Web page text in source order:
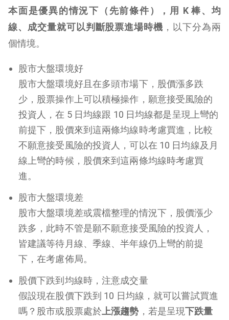
本面是優異的情況下（先前條件），用 K 棒、均
線、成交量就可以判斷股票進場時機 ，以下分為兩
個情境。
股市大盤環境好
股市大盤環境好且在多頭市場下，股價漲多跌
少，股票操作上可以積極操作，願意接受風險的
投資人，在 5 日均線跟 10 日均線都是呈現上彎的
前提下，股價來到這兩條均線時考慮買進，比較
不願意接受風險的投資人，可以在 10 日均線及月
線上彎的時候，股價來到這兩條均線時考慮買
進。
股市大盤環境差
股市大盤環境差或震檔整理的情況下，股價漲少
跌多，此時不管是願不願意接受風險的投資人，
皆建議等待月線、季線、半年線仍上彎的前提
下，在考慮佈局。
股價下跌到均線時，注意成交量
假設現在股價下跌到 10 日均線，就可以嘗試買進
嗎？股市或股票處於 上漲趨勢 ，若是呈現下跌量